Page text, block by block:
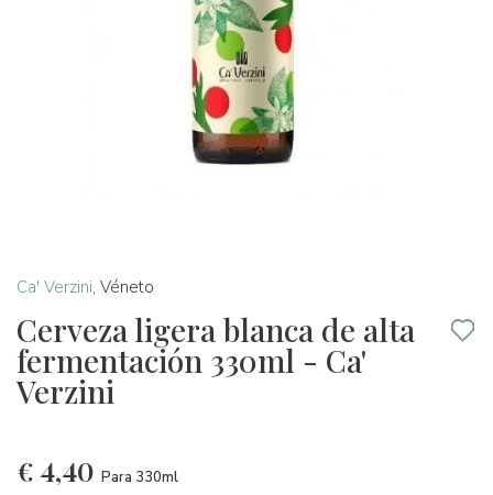
Ca' Verzini, Véneto
Cerveza ligera blanca de alta
fermentación 330ml - Ca'
Verzini
€ 4,40 Para 330ml